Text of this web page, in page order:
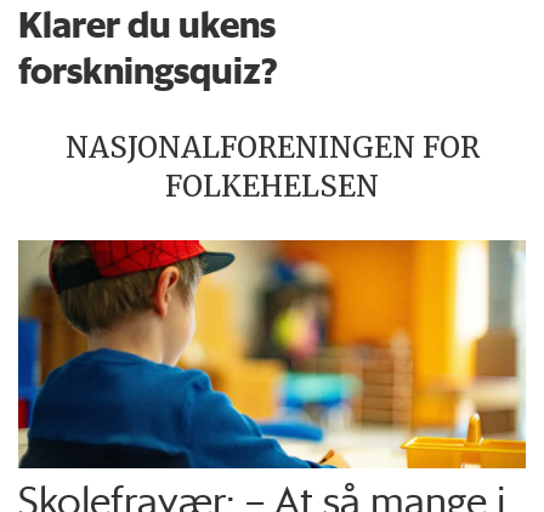
Klarer du ukens
forskningsquiz?
NASJONALFORENINGEN FOR
FOLKEHELSEN
Skolefravær: – At så mange i